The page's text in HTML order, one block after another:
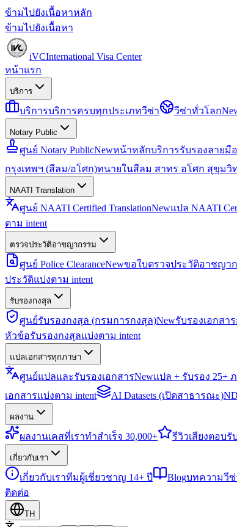
ข้ามไปยังเนื้อหาหลัก
ข้ามไปยังเนื้อหา
iVCInternational Visa Center
หน้าแรก
บริการ
บริการบริการครบทุกประเภทวีซ่า วีซ่าทั่วโลก
Notary Public
ศูนย์ Notary PublicNewหน้าหลักบริการรับรองลายมื
กรุงเทพฯ (สีลม/อโศก)ทนายในสีลม สาทร อโศก สุขุมวิ
NAATI Translation
ศูนย์ NAATI Certified TranslationNewแปล NAATI
ตาม intent
ตรวจประวัติอาชญากรรม
ศูนย์ Police ClearanceNewขอใบตรวจประวัติอาชญาก
ประวัติแบ่งตาม intent
รับรองกงสุล
ศูนย์รับรองกงสุล (กรมการกงสุล)Newรับรองเอกสา
หัวข้อรับรองกงสุลแบ่งตาม intent
แปลเอกสารทุกภาษา
ศูนย์แปลและรับรองเอกสารNewแปล + รับรอง 25+
เอกสารแบ่งตาม intent
AI Datasets (เปิดสาธารณะ)
ผลงาน
ผลงานเคสที่เราทำสำเร็จ 30,000+ รีวิวเสียงตอบรั
เกี่ยวกับเรา
เกี่ยวกับเราทีมผู้เชี่ยวชาญ 14+ ปี Blogบทความวีซ่
ติดต่อ
TH